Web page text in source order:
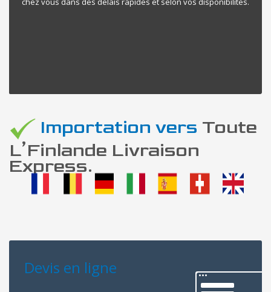
Importation vers Toute
L’Finlande Livraison
Express.
Devis en ligne